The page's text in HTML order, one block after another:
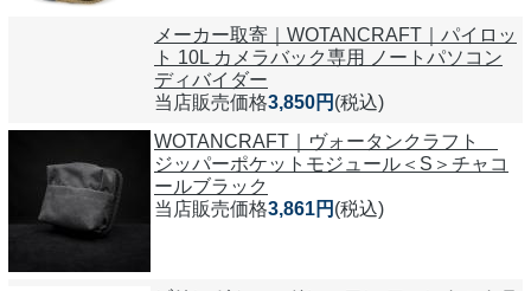
メーカー取寄｜WOTANCRAFT｜パイロッ
ト 10L カメラバック専用 ノートパソコン
ディバイダー
当店販売価格3,850円 (税込)
WOTANCRAFT｜ヴォータンクラフト
ジッパーポケットモジュール＜S＞チャコ
ールブラック
当店販売価格3,861円 (税込)